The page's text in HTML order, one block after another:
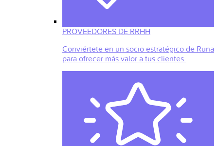
PROVEEDORES DE RRHH
Conviértete en un socio estratégico de Runa
para ofrecer más valor a tus clientes.